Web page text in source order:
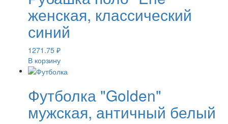
женская, классический
синий
1271.75 ₽
В корзину
Футболка "Golden"
мужская, античный белый